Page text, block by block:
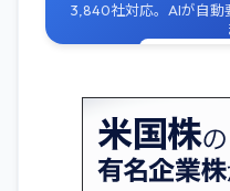
3,840社対応。AIが自動